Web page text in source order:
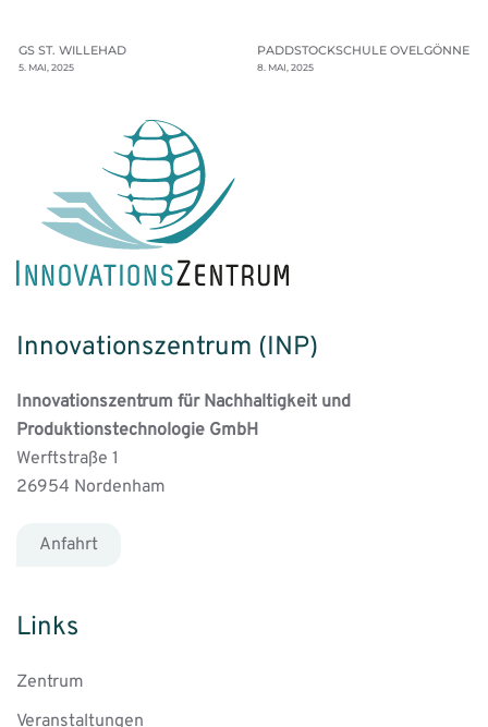
GS ST. WILLEHAD
5. MAI, 2025
PADDSTOCKSCHULE OVELGÖNNE
8. MAI, 2025
Innovationszentrum (INP)
Innovationszentrum für Nachhaltigkeit und
Produktionstechnologie GmbH
Werftstraße 1
26954 Nordenham
Anfahrt
Links
Zentrum
Veranstaltungen